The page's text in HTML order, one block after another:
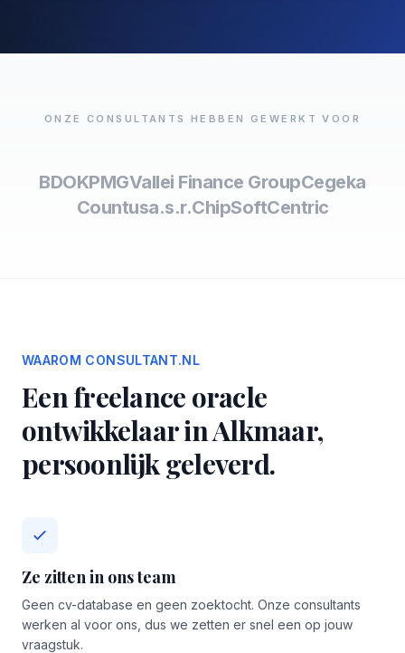
ONZE CONSULTANTS HEBBEN GEWERKT VOOR
BDOKPMGVallei Finance GroupCegeka
Countusa.s.r.ChipSoftCentric
WAAROM CONSULTANT.NL
Een freelance oracle
ontwikkelaar in Alkmaar,
persoonlijk geleverd.
Ze zitten in ons team
Geen cv-database en geen zoektocht. Onze consultants
werken al voor ons, dus we zetten er snel een op jouw
vraagstuk.